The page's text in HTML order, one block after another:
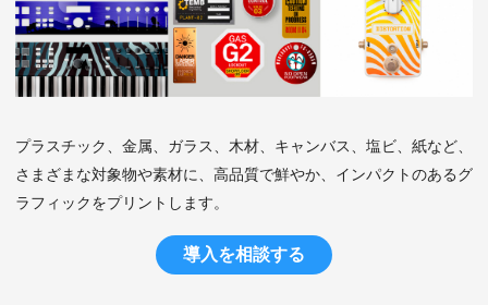
プラスチック、金属、ガラス、木材、キャンバス、塩ビ、紙など、
さまざまな対象物や素材に、高品質で鮮やか、インパクトのあるグ
ラフィックをプリントします。
導入を相談する